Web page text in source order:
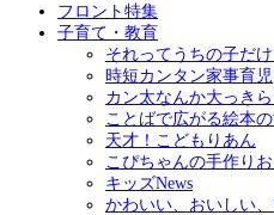
フロント特集
子育て・教育
それってうちの子だ
時短カンタン家事育児
カン太なんか大っきら
ことばで広がる絵本
天才！こどもりあん
こぴちゃんの手作り
キッズNews
かわいい、おいしい